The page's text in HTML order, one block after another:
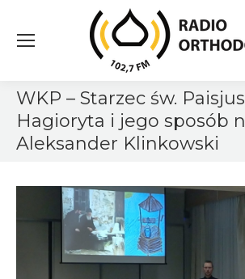
WKP – Starzec św.
Hagioryta i jego sposób
Aleksander Klinkowski